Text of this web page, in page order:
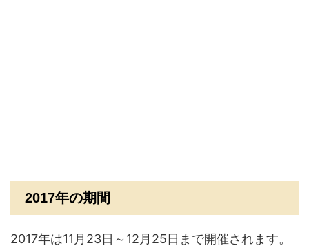
2017年の期間
2017年は11月23日～12月25日まで開催されます。